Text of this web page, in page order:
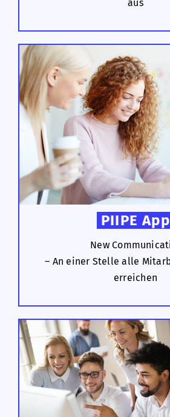
aus
PIIPE App
New
– An einer Stelle alle
erreichen